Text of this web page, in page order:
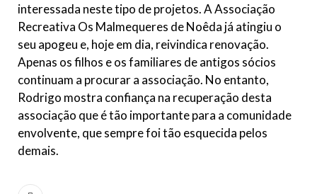
interessada neste tipo de projetos. A Associação
Recreativa Os Malmequeres de Noêda já atingiu o
seu apogeu e, hoje em dia, reivindica renovação.
Apenas os filhos e os familiares de antigos sócios
continuam a procurar a associação. No entanto,
Rodrigo mostra confiança na recuperação desta
associação que é tão importante para a comunidade
envolvente, que sempre foi tão esquecida pelos
demais.